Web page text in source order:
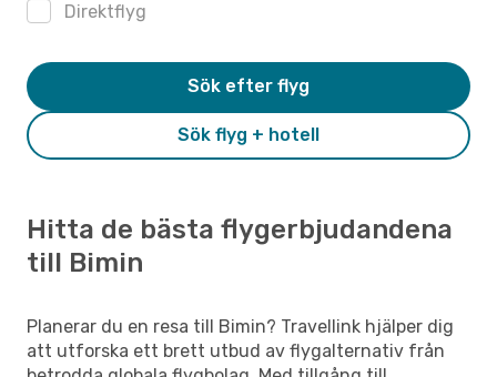
Direktflyg
Sök flyg + hotell
Sök efter flyg
Hitta de bästa flygerbjudandena
till Bimin
Planerar du en resa till Bimin? Travellink hjälper dig
att utforska ett brett utbud av flygalternativ från